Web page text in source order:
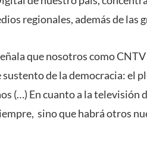
regionales, además de
que nosotros como
sustento de la democracia: el
(…) En cuanto a la
sino que habrá otros